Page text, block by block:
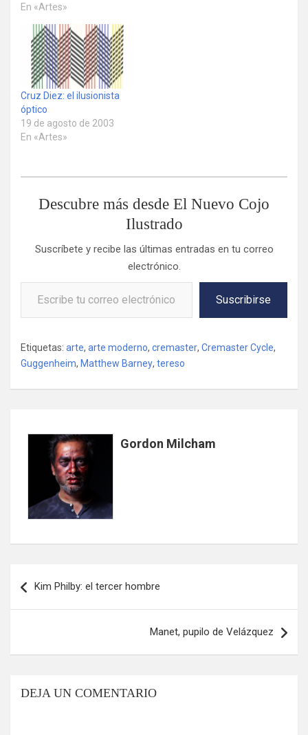
En «Artes»
Cruz Diez: el ilusionista
óptico
19 de agosto de 2003
En «Artes»
Descubre más desde El Nuevo Cojo
Ilustrado
Suscríbete y recibe las últimas entradas en tu correo
electrónico.
Escribe tu correo electrónico…
Suscribirse
Etiquetas: arte, arte moderno, cremaster, Cremaster Cycle,
Guggenheim, Matthew Barney, tereso
Gordon Milcham
de
Kim Philby: el tercer hombre
Manet, pupilo de Velázquez
DEJA UN COMENTARIO